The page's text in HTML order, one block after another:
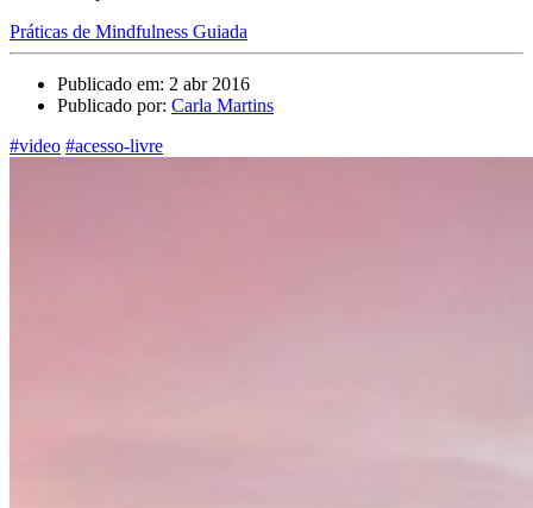
Práticas de Mindfulness Guiada
Publicado em: 2 abr 2016
Publicado por: Carla Martins
#video #acesso-livre